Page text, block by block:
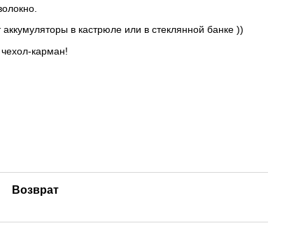
в кастрюле или в стеклянной банке ))
карман!
Возврат